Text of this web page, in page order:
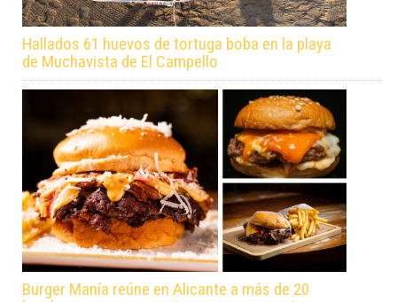
Hallados 61 huevos de tortuga boba en la playa
de Muchavista de El Campello
Burger Manía reúne en Alicante a más de 20